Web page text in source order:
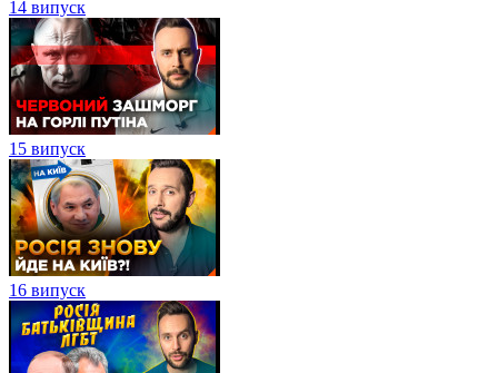
14 випуск
15 випуск
16 випуск